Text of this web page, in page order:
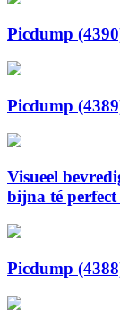
Picdump
Picdump
Visueel
bijna té
Picdump